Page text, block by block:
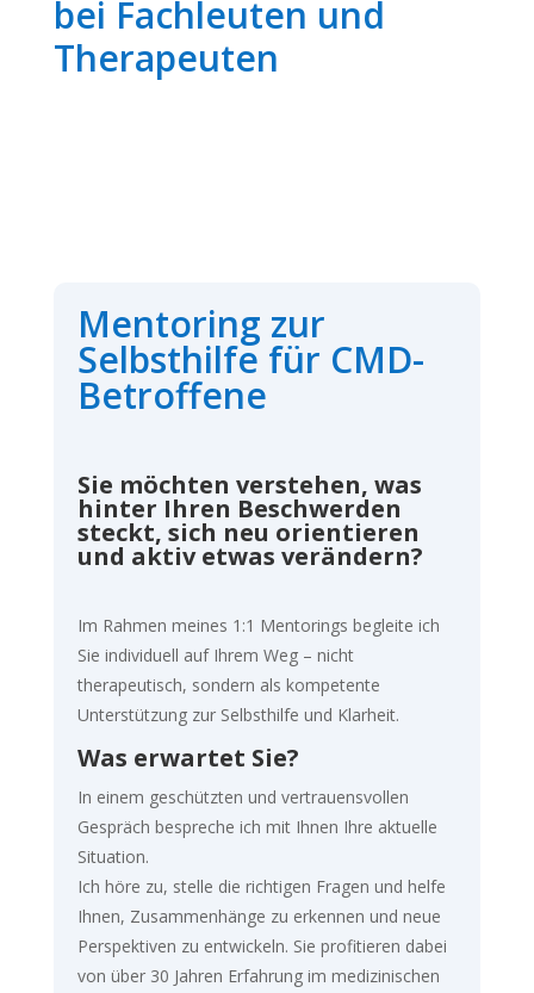
bei Fachleuten und
Therapeuten
Mentoring zur
Selbsthilfe für CMD-
Betroffene
Sie möchten verstehen, was
hinter Ihren Beschwerden
steckt, sich neu orientieren
und aktiv etwas verändern?
Im Rahmen meines 1:1 Mentorings begleite ich
Sie individuell auf Ihrem Weg – nicht
therapeutisch, sondern als kompetente
Unterstützung zur Selbsthilfe und Klarheit.
Was erwartet Sie?
In einem geschützten und vertrauensvollen
Gespräch bespreche ich mit Ihnen Ihre aktuelle
Situation.
Ich höre zu, stelle die richtigen Fragen und helfe
Ihnen, Zusammenhänge zu erkennen und neue
Perspektiven zu entwickeln. Sie profitieren dabei
von über 30 Jahren Erfahrung im medizinischen